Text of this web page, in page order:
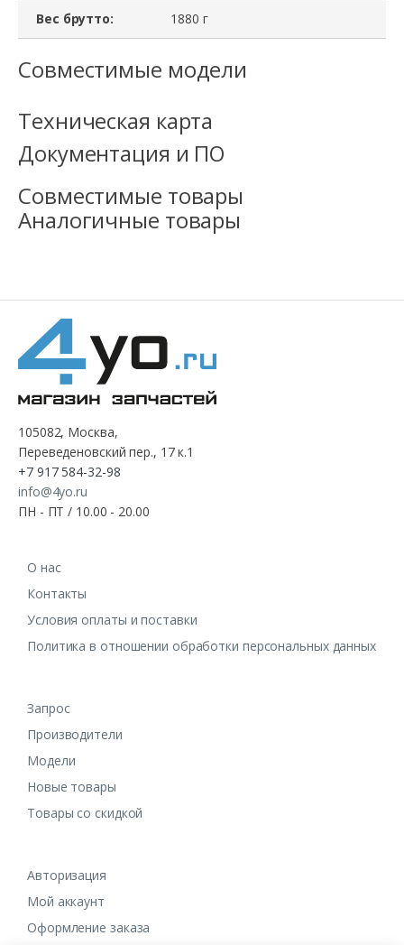
Вес брутто: 1880 г
Совместимые модели
Техническая карта
Документация и ПО
Совместимые товары
Аналогичные товары
105082, Москва,
Переведеновский пер., 17 к.1
+7 917 584-32-98
info@4yo.ru
ПН - ПТ / 10.00 - 20.00
О нас
Контакты
Условия оплаты и поставки
Политика в отношении обработки персональных данных
Запрос
Производители
Модели
Новые товары
Товары со скидкой
Авторизация
Мой аккаунт
Оформление заказа